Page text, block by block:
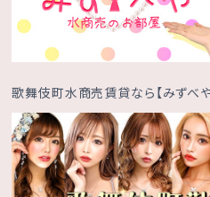
歌舞伎町水商売賃貸なら【みずべ